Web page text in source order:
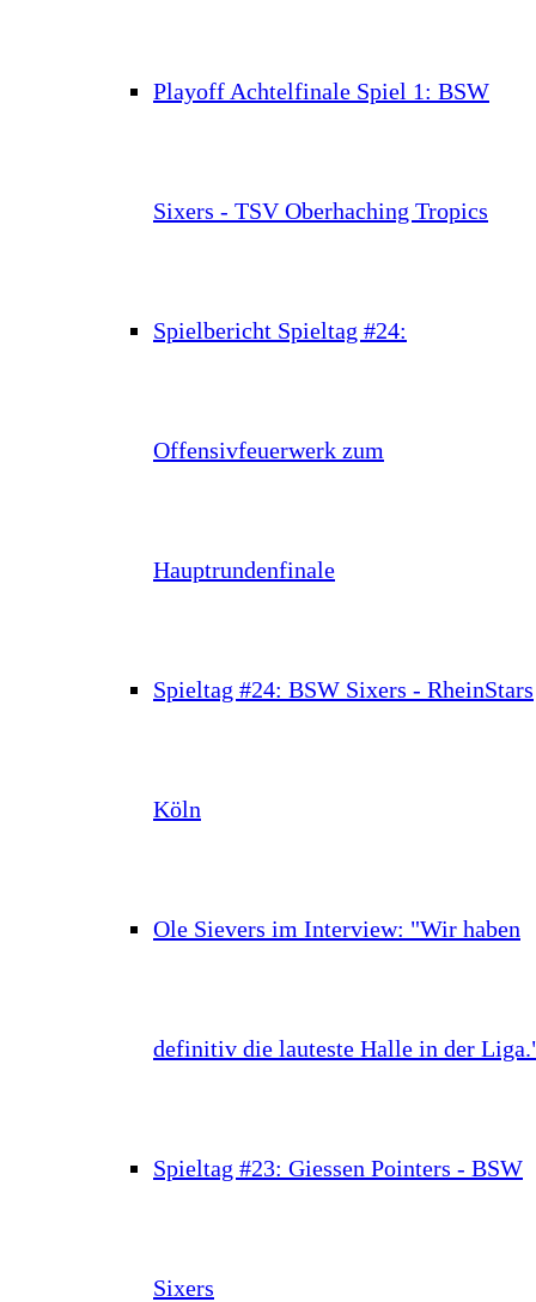
Playoff Achtelfinale Spiel 1: BSW
Sixers - TSV Oberhaching Tropics
Spielbericht Spieltag #24:
Offensivfeuerwerk zum
Hauptrundenfinale
Spieltag #24: BSW Sixers - RheinStars
Köln
Ole Sievers im Interview: "Wir haben
definitiv die lauteste Halle in der
Spieltag #23: Giessen Pointers - BSW
Sixers